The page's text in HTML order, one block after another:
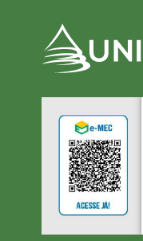
CORPORATIVA
Reitoria
Comissão Própria de
Conselho Superior da
UNIFATEB (Consup)